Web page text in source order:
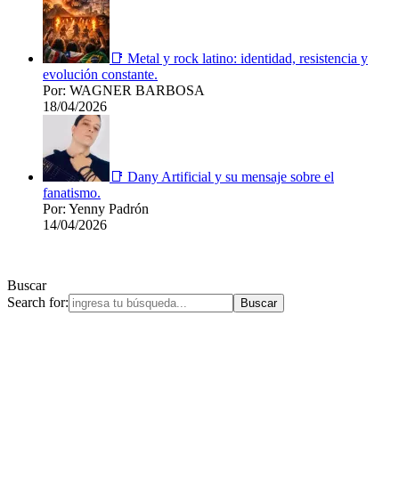
📑 Metal y rock latino: identidad, resistencia y
evolución constante.
Por: WAGNER BARBOSA
18/04/2026
📑 Dany Artificial y su mensaje sobre el
fanatismo.
Por: Yenny Padrón
14/04/2026
Buscar
Search for: